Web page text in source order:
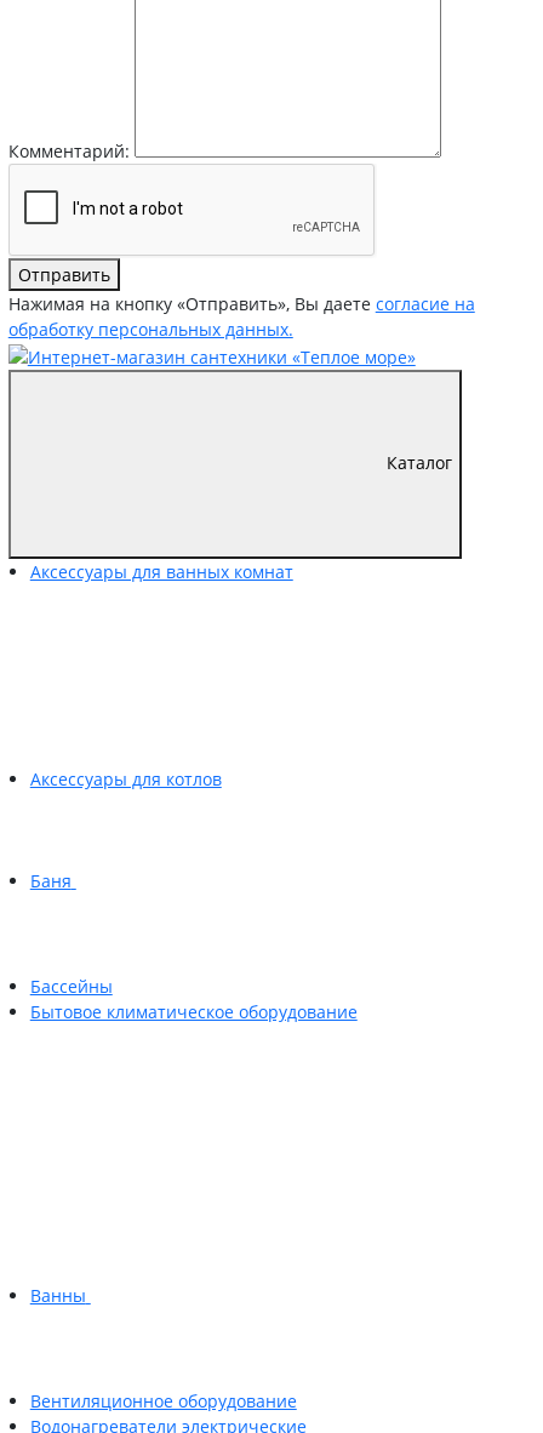
Комментарий:
Отправить
Нажимая на кнопку «Отправить», Вы даете согласие на
обработку персональных данных.
Каталог
Аксессуары для ванных комнат
Аксессуары для котлов
Баня
Бассейны
Бытовое климатическое оборудование
Ванны
Вентиляционное оборудование
Водонагреватели электрические